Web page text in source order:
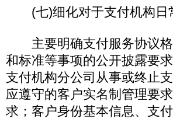
(七)细化对于支付机构日
主要明确支付服务协议格
和标准等事项的公开披露要
支付机构分公司从事或终止
应遵守的客户实名制管理要
求；客户身份基本信息、支